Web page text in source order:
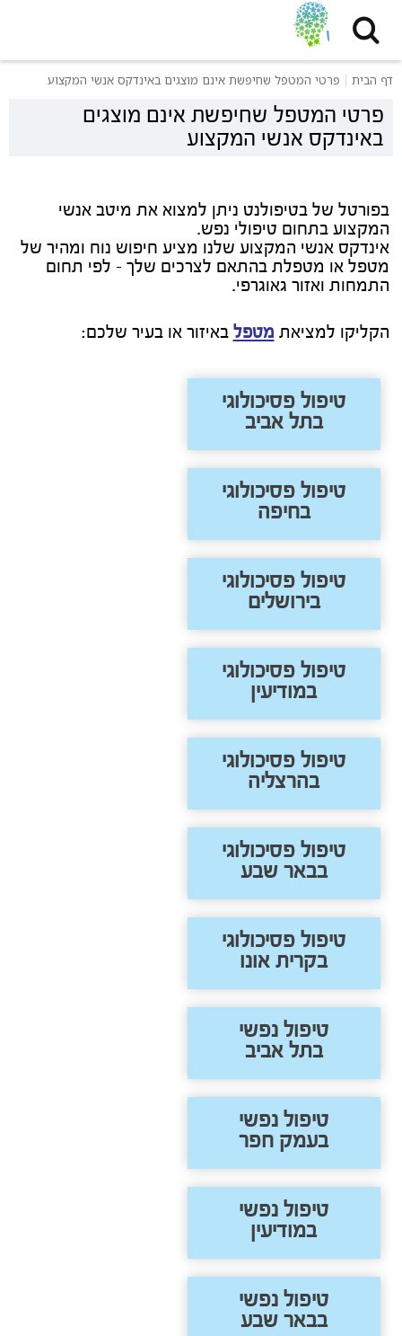
דף הבית פרטי המטפל שחיפשת אינם מוצגים באינדקס אנשי המקצוע
פרטי המטפל שחיפשת אינם מוצגים
באינדקס אנשי המקצוע
בפורטל של בטיפולנט ניתן למצוא את מיטב אנשי
המקצוע בתחום טיפולי נפש.
אינדקס אנשי המקצוע שלנו מציע חיפוש נוח ומהיר של
מטפל או מטפלת בהתאם לצרכים שלך - לפי תחום
התמחות ואזור גאוגרפי.
הקליקו למציאת מטפל באיזור או בעיר שלכם:
טיפול פסיכולוגי
בתל אביב
טיפול פסיכולוגי
בחיפה
טיפול פסיכולוגי
בירושלים
טיפול פסיכולוגי
במודיעין
טיפול פסיכולוגי
בהרצליה
טיפול פסיכולוגי
בבאר שבע
טיפול פסיכולוגי
בקרית אונו
טיפול נפשי
בתל אביב
טיפול נפשי
בעמק חפר
טיפול נפשי
במודיעין
טיפול נפשי
בבאר שבע